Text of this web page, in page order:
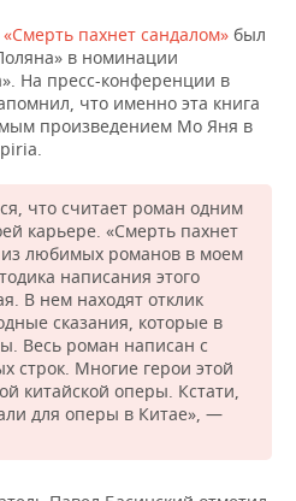
«Смерть пахнет сандалом» был
в номинации
На пресс-конференции в
что именно эта книга
произведением Мо Яня в
что считает роман одним
карьере. «Смерть пахнет
любимых романов в моем
написания этого
В нем находят отклик
сказания, которые в
Весь роман написан с
Многие герои этой
китайской оперы. Кстати,
для оперы в Китае», —